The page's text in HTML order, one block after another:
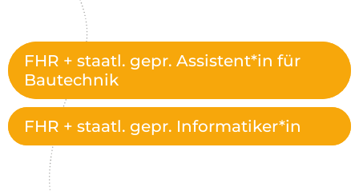
FHR + staatl. gepr. Assistent*in für
Bautechnik
FHR + staatl. gepr. Informatiker*in